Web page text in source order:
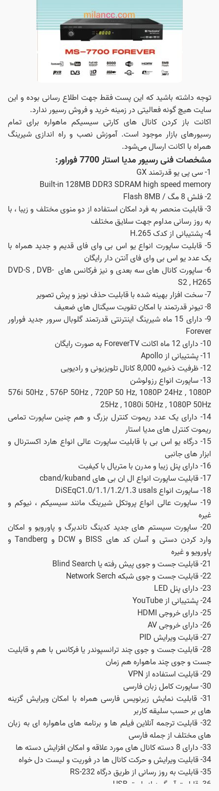
توجه داشته باشید که این پست فقط جهت اطلاع رسانی بوده و این
سایت هیچ گونه فعالیتی در زمینه خرید و فروش رسیور ندارد.
اکانت باز کردن کانال های کارتی سیسیکم ماهواره برای تمام
رسیورهای بازار موجود است. آموزش نصب و راه اندازی شیرینگ
همراه با اکانت ارسال می‌شود.
مشخصات فنی رسیور مدیا استار 7700 فوراور:
1- سی‌ پی‌ یو قدرتمند GX
Built-in 128MB DDR3 SDRAM high speed memory
2- فلش 8 مگ / Flash 8MB
3- قابلیت منحصر به فرد امکان استفاده از دو منوی مختلف و زیبا ، با
به روز رسانی‌ مداوم جهت سلایق مختلف
4- پشتیبانی از کدک H.265
5- قابلیت ساپورت انواع یو‌ اس‌ بی وای‌ فای قدیم و جدید همراه با
یک عدد یو‌ اس‌ بی‌ وای فای آنتن‌ دار رایگان
6- ساپورت کانال‌ های سه‌ بعدی و نیز فرکانس‌ های DVD-S , DVB-
S2 , H265
7- سخت‌ افزار بهینه شده با قابلیت حذف نویز و پرش تصویر
8- تیونر قدرتمند با امکان تقویت سیگنال‌ های ضعیف
9- دارای 15 ماه شیرینگ اینترنتی قدرتمند گلوبال سرور جدید فوراور
Forever
10- دارای 12 ماه اکانت ForeverTV به صورت رایگان
11- پشتیبانی از Apollo
12- ظرفیت ذخیره 8,000 کانال تلویزیونی و رادیویی
13- ساپورت انواع رزولوشن
576i 50Hz , 576P 50Hz , 720P 50 Hz, 1080P 24Hz , 1080P
25Hz , 1080i 50Hz , 1080P 50Hz
14- دارای یک عدد ریموت کنترل بزرگ و هم چنین ساپورت تمامی
ریموت‌ کنترل‌ های مدیا استار
15- درگاه یو‌ اس‌ بی با قابلیت ساپورت عالی انواع هارد اکسترنال و
ابزار های جانبی
16- دارای پنل زیبا و مدرن با متریال با کیفیت
17- قابلیت ساپورت انواع ال ان بی های cband/kuband
18- ساپورت انواع DiSEqC1.0/1.1/1.2/1.3 usals
19- ساپورت عالی انواع پروتکل شیرینگ مانند سیسیکم ، نیوکم و
غیره
20- ساپورت سیستم‌ های جدید کدینگ تاندبرگ و پاورویو و امکان
وارد کردن دستی و آسان کد‌ های BISS و DCW و Tandberg و
پاورویو و غیره
21- قابلیت جست و جوی پیش رفته یا Blind Search
22- قابلیت جست و جوی شبکه Network Serch
23- دارای پنل LED
24- پشتیبانی از YouTube
25- دارای خروجی HDMI
26- دارای خروجی AV
27- قابلیت ویرایش PID
28- قابلیت جست و جوی چند ترانسپوندر یا فرکانس با هم و قابلیت
جست و جوی چند ماهواره هم زمان
29- قابلیت استفاده از VPN
30- ساپورت کامل زبان فارسی
31- قابلیت نمایش زیرنویس فارسی همراه با امکان ویرایش گزینه‌
های بر حسب سلیقه کاربر
32- قابلیت ترجمه آنلاین فیلم‌ ها و برنامه‌ های ماهواره‌ ای به زبان
های مختلف از جمله فارسی
33- دارای 8 دسته کانال‌ های مورد علاقه و امکان افزایش ‌دسته‌ ها
34- قابلیت ویرایش و حرکت کانال ها در فوریت و لیست دل خواه
35- قابلیت به روز رسانی از طریق درگاه RS-232
36- قابلیت آپ‌گرید از طریق USB